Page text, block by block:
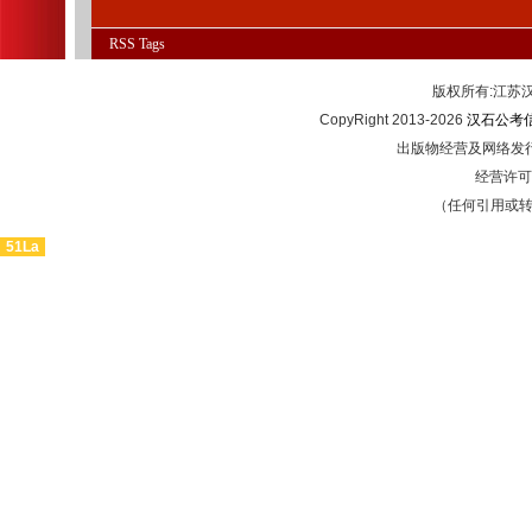
RSS Tags
版权所有:江
CopyRight 2013-2026 汉石公考
出版物经营及网络发
经营许
（任何引用或
51La